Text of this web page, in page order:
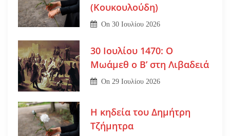
(Κουκουλούδη)
On30 Ιουλίου 2026
30 Ιουλίου 1470: Ο
Μωάμεθ ο Β’ στη Λιβαδειά
On29 Ιουλίου 2026
Η κηδεία του Δημήτρη
Τζήμητρα